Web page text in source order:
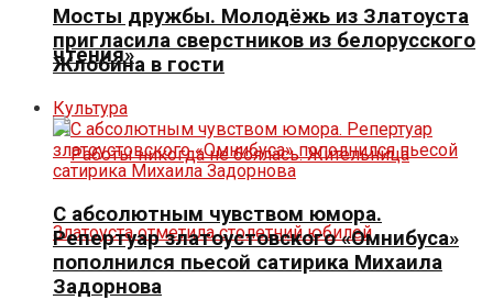
чтения»
Мосты дружбы. Молодёжь из Златоуста
пригласила сверстников из белорусского
Жлобина в гости
Культура
С абсолютным чувством юмора.
Репертуар златоустовского «Омнибуса»
пополнился пьесой сатирика Михаила
Задорнова